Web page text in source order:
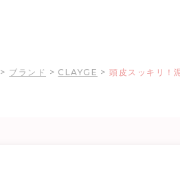
> ブランド > CLAYGE >頭皮スッキリ！